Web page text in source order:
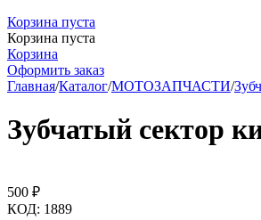
Корзина пуста
Корзина пуста
Корзина
Оформить заказ
Главная/Каталог/МОТОЗАПЧАСТИ/
Зубчатый сектор
500 ₽
КОД: 1889